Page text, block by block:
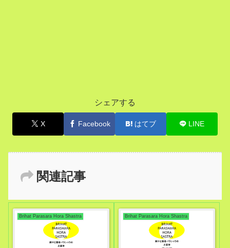
シェアする
X Facebook はてブ LINE
関連記事
Brihat Parasara Hora Shastra Brihat Parasara Hora Shastra